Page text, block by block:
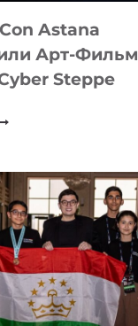
Astana
Арт-Фильм
Steppe